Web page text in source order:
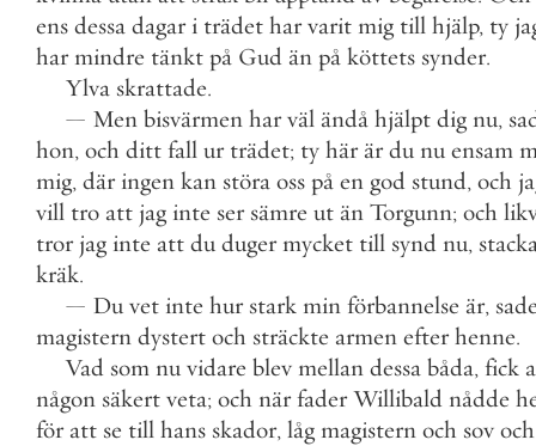
ens dessa dagar i trädet har varit mig till hjälp, ty
har mindre tänkt på Gud än på köttets synder.
Ylva skrattade.
— Men bisvärmen har väl ändå hjälpt dig nu,
hon, och ditt fall ur trädet; ty här är du nu ensam
mig, där ingen kan störa oss på en god stund, och
vill tro att jag inte ser sämre ut än Torgunn; och
tror jag inte att du duger mycket till synd nu,
kräk.
— Du vet inte hur stark min förbannelse är,
magistern dystert och sträckte armen efter henne.
Vad som nu vidare blev mellan dessa båda, fick
någon säkert veta; och när fader Willibald nådde
för att se till hans skador, låg magistern och sov och